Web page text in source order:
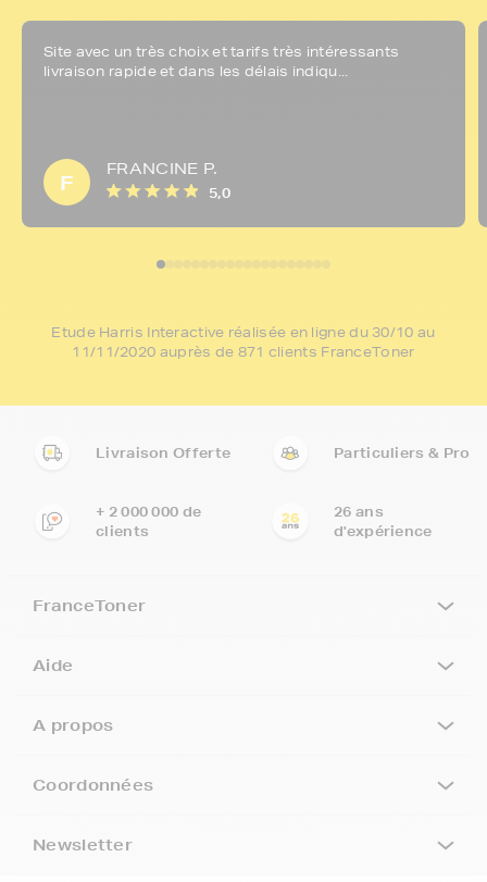
Site avec un très choix et tarifs très intéressants
livraison rapide et dans les délais indiqu...
F
FRANCINE P.
5,0
Etude Harris Interactive réalisée en ligne du 30/10 au
11/11/2020 auprès de 871 clients FranceToner
Livraison Offerte Particuliers & Pro
+ 2 000 000 de
clients
26 ans
d'expérience
FranceToner
Aide
A propos
Coordonnées
Newsletter